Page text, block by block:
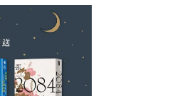
激發憂患與共的
握現在。 ◎年度
人力拼經濟。他
生命。 他不是宗
改造社會的實力，